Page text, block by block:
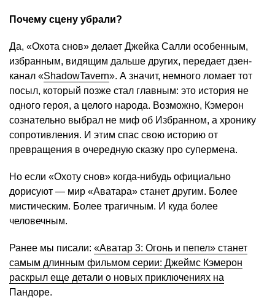
Почему сцену убрали?
Да, «Охота снов» делает Джейка Салли особенным,
избранным, видящим дальше других, передает дзен-
канал «ShadowTavern». А значит, немного ломает тот
посыл, который позже стал главным: это история не
одного героя, а целого народа. Возможно, Кэмерон
сознательно выбрал не миф об Избранном, а хронику
сопротивления. И этим спас свою историю от
превращения в очередную сказку про супермена.
Но если «Охоту снов» когда-нибудь официально
дорисуют — мир «Аватара» станет другим. Более
мистическим. Более трагичным. И куда более
человечным.
Ранее мы писали: «Аватар 3: Огонь и пепел» станет
самым длинным фильмом серии: Джеймс Кэмерон
раскрыл еще детали о новых приключениях на
Пандоре.